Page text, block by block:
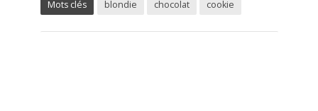
Mots clés blondie chocolat cookie